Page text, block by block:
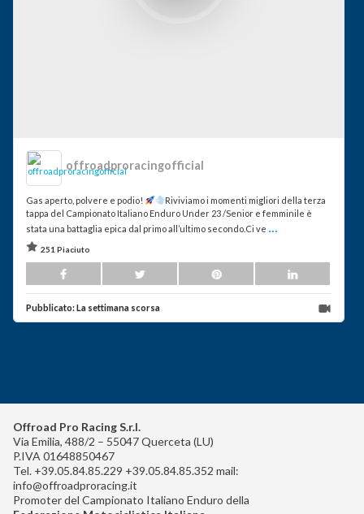
offroadproracingofficial
Gas aperto, polvere e podio!
Riviviamo i momenti migliori della terza
tappa del Campionato Italiano Enduro Under 23 /Senior e femminile è
stata una battaglia epica dal primo all’ultimo secondo.Ci ve ...
251 Piaciuto
Pubblicato:La settimana scorsa
Offroad Pro Racing S.r.l.
Via Emilia, 488/2 – 55047 Querceta (LU)
P.IVA 01648850467
Tel. +39.05.84.85.229 +39.05.84.85.352 mail:
info@offroadproracing.it
Promoter del Campionato Italiano Enduro della